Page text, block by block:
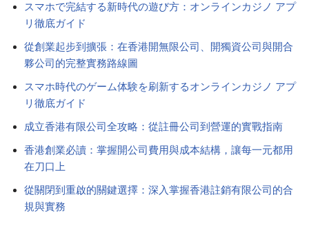
スマホで完結する新時代の遊び方：オンラインカジノ アプ
リ徹底ガイド
從創業起步到擴張：在香港開無限公司、開獨資公司與開合
夥公司的完整實務路線圖
スマホ時代のゲーム体験を刷新するオンラインカジノ アプ
リ徹底ガイド
成立香港有限公司全攻略：從註冊公司到營運的實戰指南
香港創業必讀：掌握開公司費用與成本結構，讓每一元都用
在刀口上
從關閉到重啟的關鍵選擇：深入掌握香港註銷有限公司的合
規與實務